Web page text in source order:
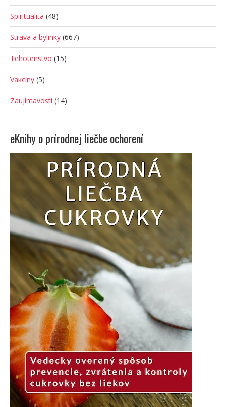
Spiritualita (48)
Strava a bylinky (667)
Tehotenstvo (15)
Vakcíny (5)
Zaujímavosti (14)
eKnihy o prírodnej liečbe ochorení